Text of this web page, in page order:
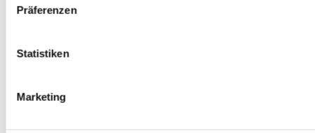
Präferenzen
Statistiken
MarketingDies könnte Sie auch